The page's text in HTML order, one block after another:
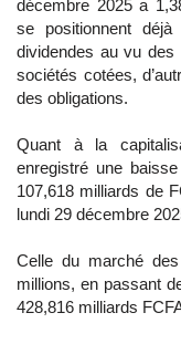
décembre 2025 a
se positionnent
dividendes au vu des
sociétés cotées,
des obligations.
Quant à la
enregistré une
107,618 milliards de
lundi 29 décembre
Celle du marché
millions, en passant
428,816 milliards